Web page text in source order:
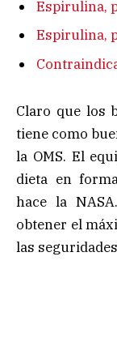
Espirulina,
Espirulina,
Claro que los
tiene como
la OMS. El
dieta en
hace la
obtener el
las